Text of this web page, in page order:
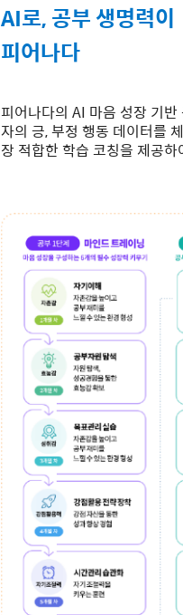
AI로, 공부 생명력이
피어나다
피어나다의 AI 마음 성장 기
자의 긍, 부정 행동 데이터를
장 적합한 학습 코칭을 제공